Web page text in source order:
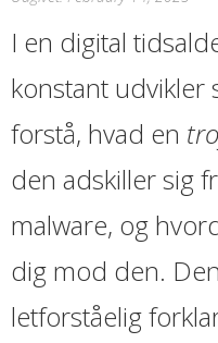
I en digital
konstant udvikler
forstå, hvad en
den adskiller sig
malware, og
dig mod den.
letforståelig